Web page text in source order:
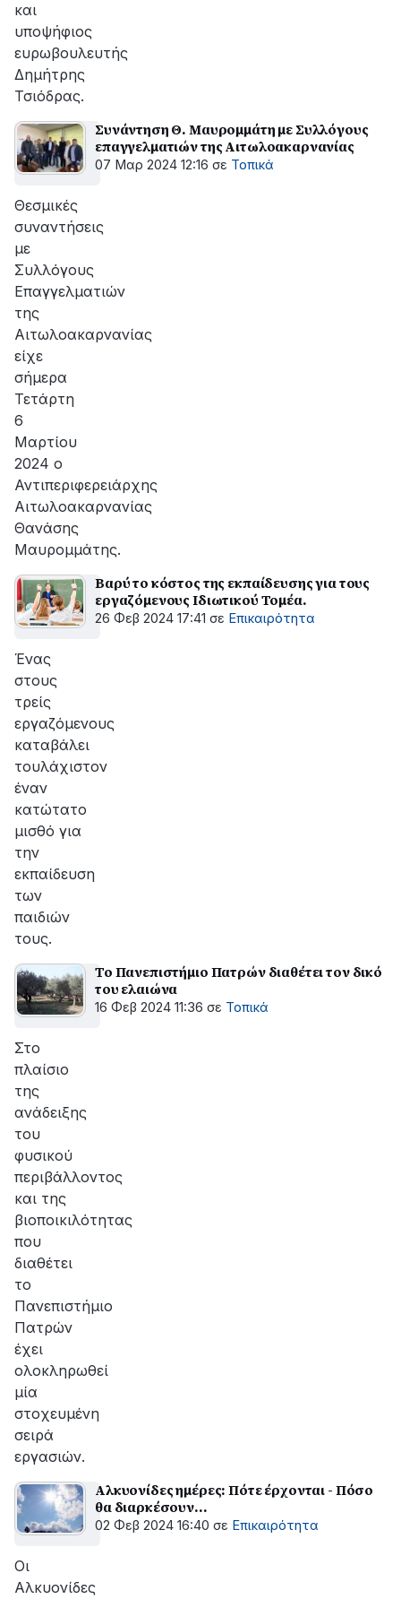
και
υποψήφιος
ευρωβουλευτής
Δημήτρης
Τσιόδρας.
Συνάντηση Θ. Μαυρομμάτη με Συλλόγους
επαγγελματιών της Αιτωλοακαρνανίας
07 Μαρ 2024 12:16 σε Τοπικά
Θεσμικές
συναντήσεις
με
Συλλόγους
Επαγγελματιών
της
Αιτωλοακαρνανίας
είχε
σήμερα
Τετάρτη
6
Μαρτίου
2024 ο
Αντιπεριφερειάρχης
Αιτωλοακαρνανίας
Θανάσης
Μαυρομμάτης.
Βαρύ το κόστος της εκπαίδευσης για τους
εργαζόμενους Ιδιωτικού Τομέα.
26 Φεβ 2024 17:41 σε Επικαιρότητα
Ένας
στους
τρείς
εργαζόμενους
καταβάλει
τουλάχιστον
έναν
κατώτατο
μισθό για
την
εκπαίδευση
των
παιδιών
τους.
Το Πανεπιστήμιο Πατρών διαθέτει τον δικό
του ελαιώνα
16 Φεβ 2024 11:36 σε Τοπικά
Στο
πλαίσιο
της
ανάδειξης
του
φυσικού
περιβάλλοντος
και της
βιοποικιλότητας
που
διαθέτει
το
Πανεπιστήμιο
Πατρών
έχει
ολοκληρωθεί
μία
στοχευμένη
σειρά
εργασιών.
Αλκυονίδες ημέρες: Πότε έρχονται - Πόσο
θα διαρκέσουν...
02 Φεβ 2024 16:40 σε Επικαιρότητα
Οι
Αλκυονίδες